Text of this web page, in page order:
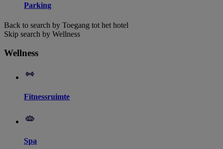
Parking
Back to search by Toegang tot het hotel
Skip search by Wellness
Wellness
Fitnessruimte
Spa